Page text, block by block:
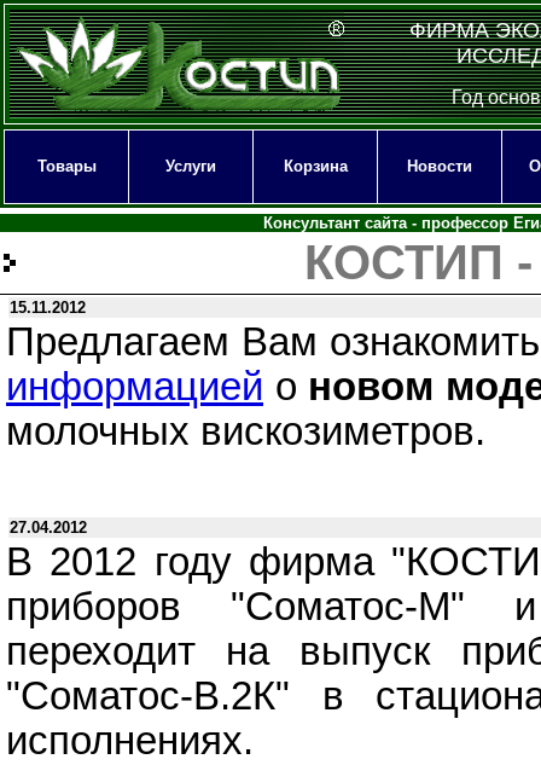
ФИРМА
Год
Товары Услуги Корзина Новости
Консультант сайта - профессор
КОСТИП -
15.11.2012
Предлагаем Вам
информацией о новом
молочных вискозиметров.
27.04.2012
В 2012 году фирма
приборов "Соматос-М"
переходит на выпуск
"Соматос-В.2К" в
исполнениях.